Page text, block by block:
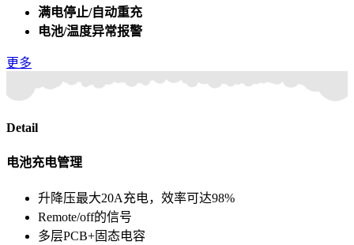
满电停止/自动重充
电池/温度异常报警
更多
Detail
电池充电管理
升降压最大20A充电，效率可达98%
Remote/off的信号
多层PCB+固态电容